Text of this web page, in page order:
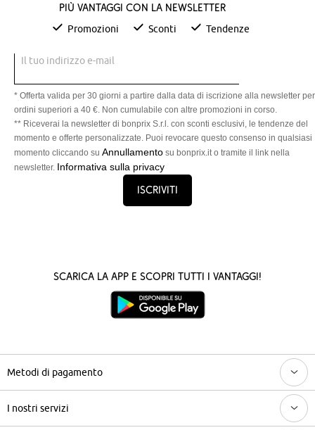
Più vantaggi con la newsletter
Promozioni Sconti Tendenze
Il tuo indirizzo e-mail
* Offerta valida per 30 giorni a partire dalla data di iscrizione alla newsletter per
ordini superiori a 40 €. Non cumulabile con altre promozioni in corso.
** Riceverai la newsletter di bonprix S.r.l. con sconti esclusivi, le tendenze del
momento e offerte personalizzate. Puoi revocare questo consenso in qualsiasi
momento cliccando su Annullamento su bonprix.it o tramite il link nella
newsletter. Informativa sulla privacy
Iscriviti
Scarica la App e scopri tutti i vantaggi!
Metodi di pagamento
I nostri servizi